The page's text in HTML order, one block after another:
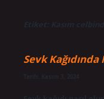
Etiket: Kasım
Sevk Kağıdında